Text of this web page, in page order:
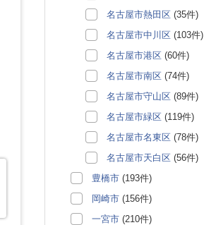
名古屋市熱田区 (35件)
名古屋市中川区 (103件)
名古屋市港区 (60件)
名古屋市南区 (74件)
名古屋市守山区 (89件)
名古屋市緑区 (119件)
名古屋市名東区 (78件)
名古屋市天白区 (56件)
豊橋市 (193件)
岡崎市 (156件)
一宮市 (210件)